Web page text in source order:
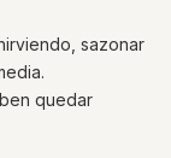
sazonar
quedar